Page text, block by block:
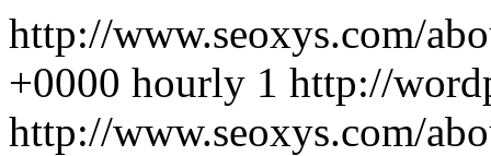
http://www.seoxys.com/
+0000 hourly 1 http://
http://www.seoxys.com/